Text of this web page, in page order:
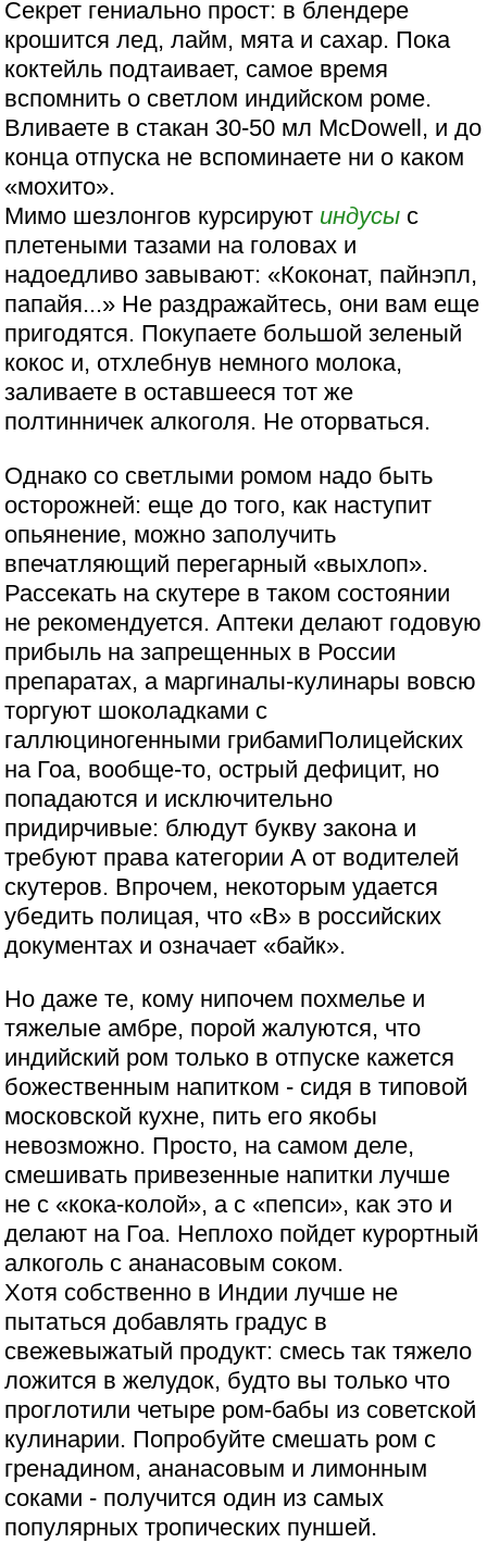
Секрет гениально прост: в блендере
крошится лед, лайм, мята и сахар. Пока
коктейль подтаивает, самое время
вспомнить о светлом индийском роме.
Вливаете в стакан 30-50 мл McDowell, и до
конца отпуска не вспоминаете ни о каком
«мохито».
Мимо шезлонгов курсируют индусы с
плетеными тазами на головах и
надоедливо завывают: «Коконат, пайнэпл,
папайя...» Не раздражайтесь, они вам еще
пригодятся. Покупаете большой зеленый
кокос и, отхлебнув немного молока,
заливаете в оставшееся тот же
полтинничек алкоголя. Не оторваться.
Однако со светлыми ромом надо быть
осторожней: еще до того, как наступит
опьянение, можно заполучить
впечатляющий перегарный «выхлоп».
Рассекать на скутере в таком состоянии
не рекомендуется. Аптеки делают годовую
прибыль на запрещенных в России
препаратах, а маргиналы-кулинары вовсю
торгуют шоколадками с
галлюциногенными грибамиПолицейских
на Гоа, вообще-то, острый дефицит, но
попадаются и исключительно
придирчивые: блюдут букву закона и
требуют права категории A от водителей
скутеров. Впрочем, некоторым удается
убедить полицая, что «B» в российских
документах и означает «байк».
Но даже те, кому нипочем похмелье и
тяжелые амбре, порой жалуются, что
индийский ром только в отпуске кажется
божественным напитком - сидя в типовой
московской кухне, пить его якобы
невозможно. Просто, на самом деле,
смешивать привезенные напитки лучше
не с «кока-колой», а с «пепси», как это и
делают на Гоа. Неплохо пойдет курортный
алкоголь с ананасовым соком.
Хотя собственно в Индии лучше не
пытаться добавлять градус в
свежевыжатый продукт: смесь так тяжело
ложится в желудок, будто вы только что
проглотили четыре ром-бабы из советской
кулинарии. Попробуйте смешать ром с
гренадином, ананасовым и лимонным
соками - получится один из самых
популярных тропических пуншей.